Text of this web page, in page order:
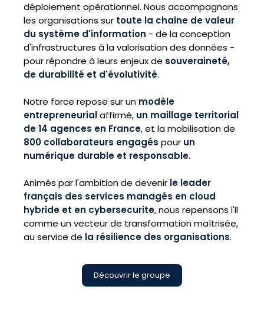
déploiement opérationnel. Nous accompagnons
les organisations sur toute la chaine de valeur
du système d'information - de la conception
d'infrastructures à la valorisation des données -
pour répondre à leurs enjeux de souveraineté,
de durabilité et d'évolutivité.
Notre force repose sur un modèle
entrepreneurialaffirmé, un maillage territorial
de 14 agences en France, et la mobilisation de
800 collaborateurs engagés pour un
numérique durable et responsable.
Animés par l'ambition de devenir le leader
français des services managés en cloud
hybride et en cybersecurite, nous repensons l'Il
comme un vecteur de transformation maîtrisée,
au service de la résilience des organisations.
Découvrir le groupe